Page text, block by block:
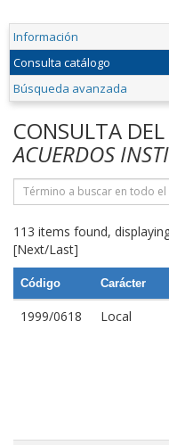
Información
Consulta catálogo
Búsqueda avanzada
CONSULTA
ACUERDOS
113 items found,
[Next/Last]
Código Carácter
1999/0618 Local